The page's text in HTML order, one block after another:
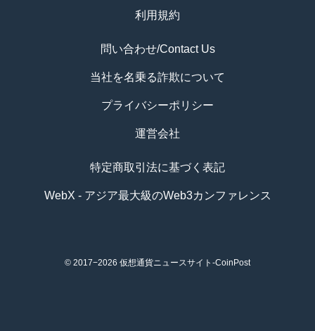
利用規約
問い合わせ/Contact Us
当社を名乗る詐欺について
プライバシーポリシー
運営会社
特定商取引法に基づく表記
WebX - アジア最大級のWeb3カンファレンス
© 2017−2026 仮想通貨ニュースサイト-CoinPost